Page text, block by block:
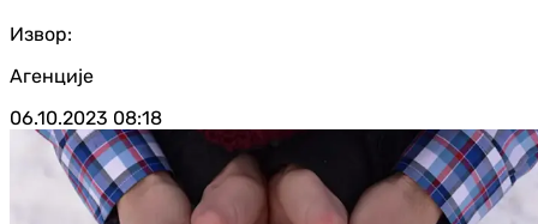
Извор:
Агенције
06.10.2023 08:18